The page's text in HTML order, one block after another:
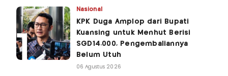
Nasional
KPK Duga Amplop dari Bupati
Kuansing untuk Menhut Berisi
SGD14.000, Pengembaliannya
Belum Utuh
06 Agustus 2026